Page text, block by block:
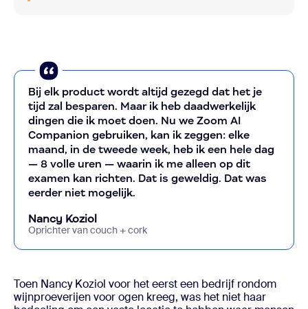
Bij elk product wordt altijd gezegd dat het je
tijd zal besparen. Maar ik heb daadwerkelijk
dingen die ik moet doen. Nu we Zoom AI
Companion gebruiken, kan ik zeggen: elke
maand, in de tweede week, heb ik een hele dag
— 8 volle uren — waarin ik me alleen op dit
examen kan richten. Dat is geweldig. Dat was
eerder niet mogelijk.
Nancy Koziol
Oprichter van couch + cork
Toen Nancy Koziol voor het eerst een bedrijf rondom
wijnproeverijen voor ogen kreeg, was het niet haar